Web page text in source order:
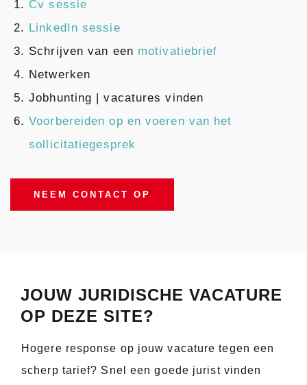
Cv sessie
LinkedIn sessie
Schrijven van een motivatiebrief
Netwerken
Jobhunting | vacatures vinden
Voorbereiden op en voeren van het
sollicitatiegesprek
NEEM CONTACT OP
JOUW JURIDISCHE VACATURE
OP DEZE SITE?
Hogere response op jouw vacature tegen een
scherp tarief? Snel een goede jurist vinden